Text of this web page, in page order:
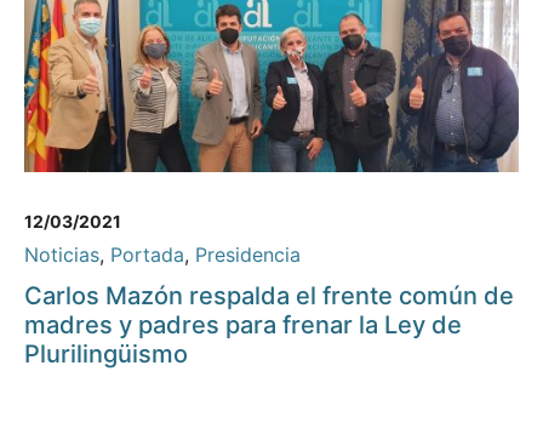
12/03/2021
Noticias, Portada, Presidencia
Carlos Mazón respalda el frente común de
madres y padres para frenar la Ley de
Plurilingüismo